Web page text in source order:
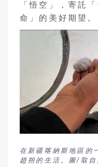
「悟空」，寄託
命」的美好期望。
在新疆喀納斯地區的
趙朔的生活。圖/取